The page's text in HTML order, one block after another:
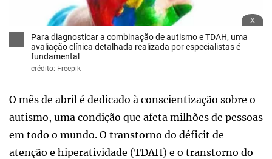
x
Para diagnosticar a combinação de autismo e TDAH, uma
avaliação clínica detalhada realizada por especialistas é
fundamental
crédito: Freepik
O mês de abril é dedicado à conscientização sobre o
autismo, uma condição que afeta milhões de pessoas
em todo o mundo. O transtorno do déficit de
atenção e hiperatividade (TDAH) e o transtorno do